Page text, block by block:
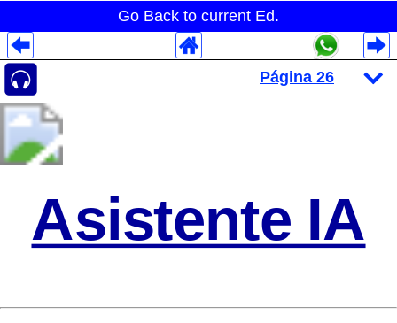
Go Back to current Ed.
Asistente IA
Despliegues Analytics
Despliegues Totales
Despliegues por Rubros